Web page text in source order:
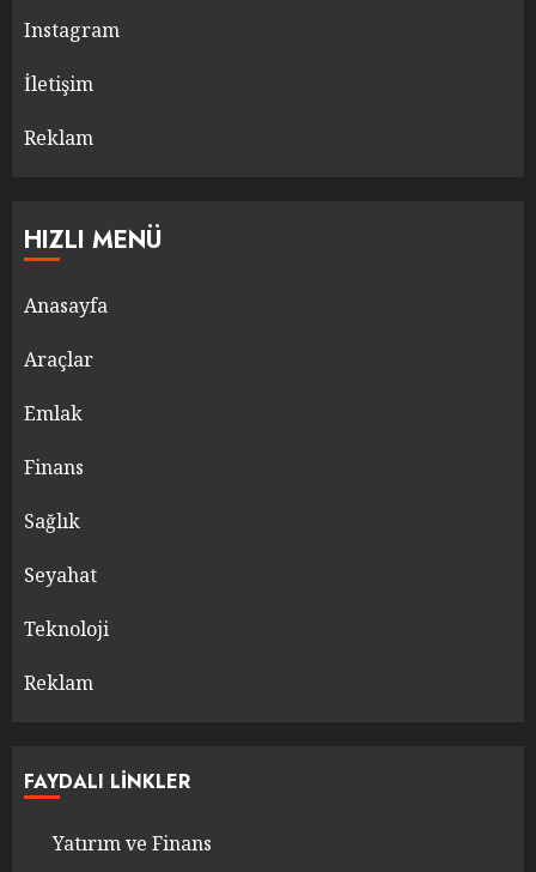
Instagram
İletişim
Reklam
HIZLI MENÜ
Anasayfa
Araçlar
Emlak
Finans
Sağlık
Seyahat
Teknoloji
Reklam
FAYDALI LINKLER
Yatırım ve Finans